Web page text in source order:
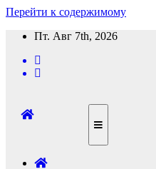
Перейти к содержимому
Пт. Авг 7th, 2026